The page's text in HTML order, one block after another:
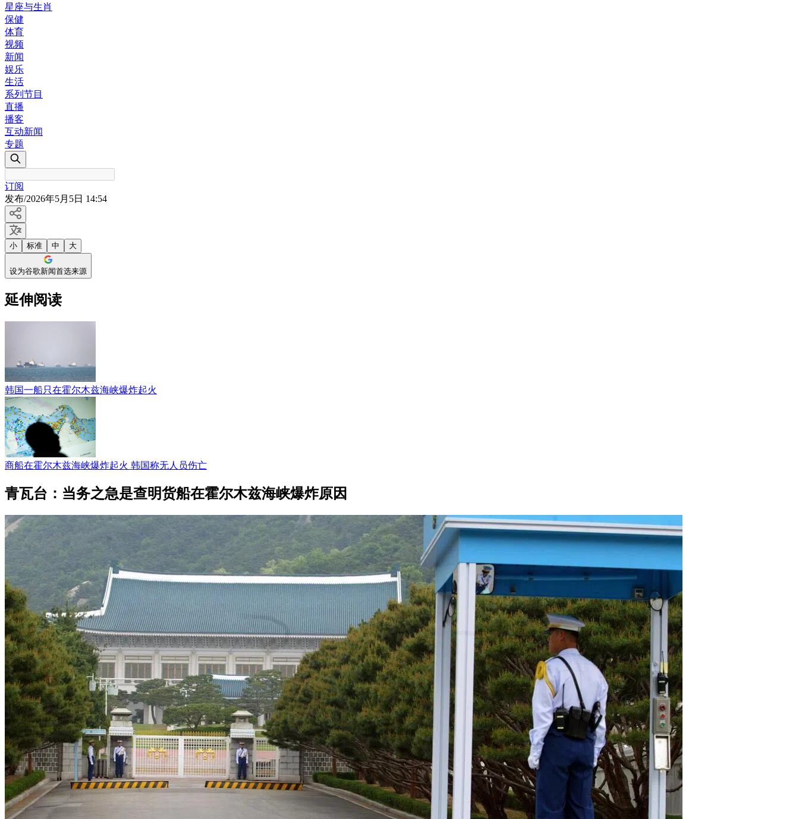
星座与生肖
保健
体育
视频
新闻
娱乐
生活
系列节目
直播
播客
互动新闻
专题
订阅
发布/2026年5月5日 14:54
小 标准 中 大
设为谷歌新闻首选来源
延伸阅读
韩国一船只在霍尔木兹海峡爆炸起火
商船在霍尔木兹海峡爆炸起火 韩国称无人员伤亡
青瓦台：当务之急是查明货船在霍尔木兹海峡爆炸原因